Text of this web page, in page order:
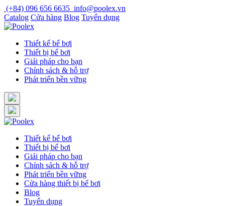
Skip
to
content
(+84) 096 656 6635 info@poolex.vn
Catalog Cửa hàng Blog Tuyển dụng
Thiết kế bể bơi
Thiết bị bể bơi
Giải pháp cho bạn
Chính sách & hỗ trợ
Phát triển bền vững
Thiết kế bể bơi
Thiết bị bể bơi
Giải pháp cho bạn
Chính sách & hỗ trợ
Phát triển bền vững
Cửa hàng thiết bị bể bơi
Blog
Tuyển dụng